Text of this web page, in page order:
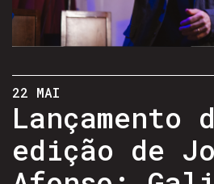
22 MAI
Lançamento
edição de